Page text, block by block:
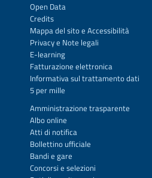
Open Data
Credits
Mappa del sitoe Accessibilità
Privacye Note legali
E-learning
Fatturazione elettronica
Informativa sul trattamento dati
5 per mille
Amministrazione trasparente
Albo online
Atti di notifica
Bollettino ufficiale
Bandi e gare
Concorsi e selezioni